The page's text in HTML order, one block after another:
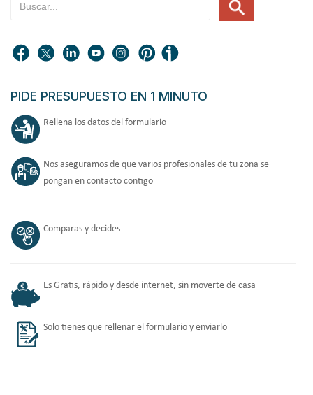
PIDE PRESUPUESTO EN 1 MINUTO
Rellena los datos del formulario
Nos aseguramos de que varios profesionales de tu zona se
pongan en contacto contigo
Comparas y decides
Es Gratis, rápido y desde internet, sin moverte de casa
Solo tienes que rellenar el formulario y enviarlo